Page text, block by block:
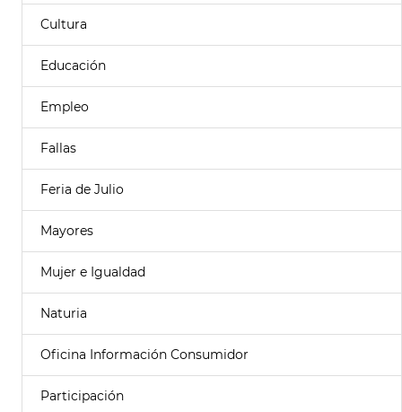
Cultura
Educación
Empleo
Fallas
Feria de Julio
Mayores
Mujer e Igualdad
Naturia
Oficina Información Consumidor
Participación